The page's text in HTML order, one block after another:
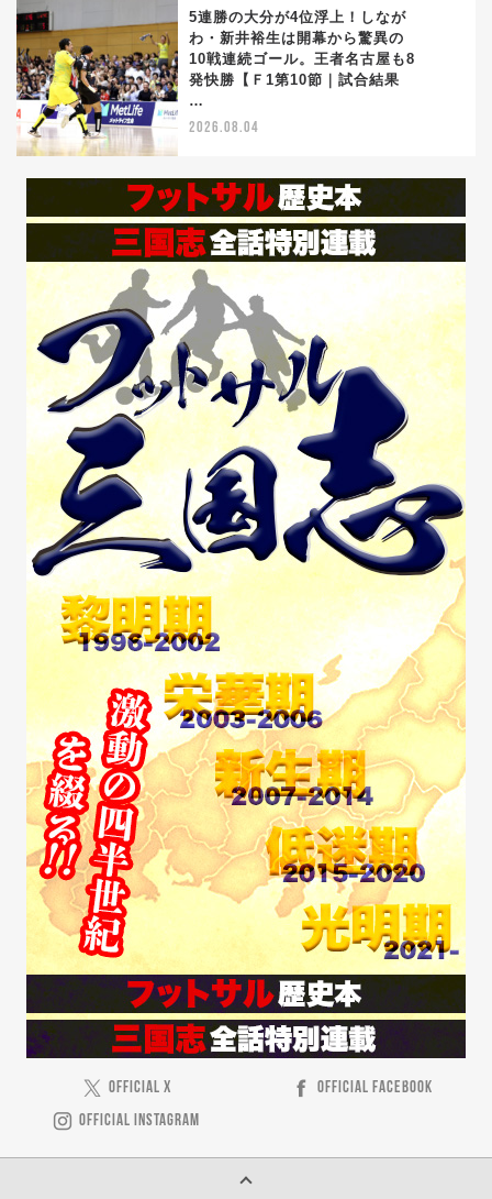
5連勝の大分が4位浮上！しなが
わ・新井裕生は開幕から驚異の
10戦連続ゴール。王者名古屋も8
発快勝【Ｆ1第10節｜試合結果
…
2026.08.04
OFFICIAL X
OFFICIAL FACEBOOK
OFFICIAL INSTAGRAM